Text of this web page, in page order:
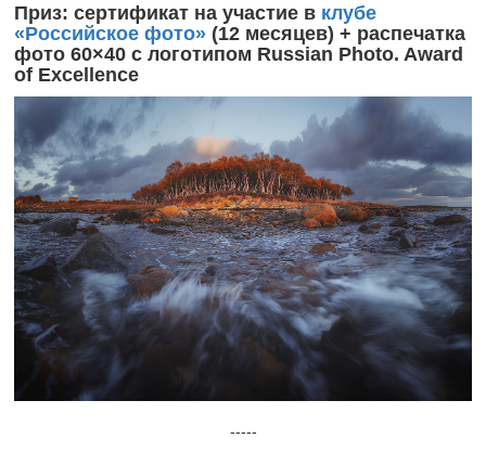
Приз: сертификат на участие в клубе
«Российское фото» (12 месяцев) + распечатка
фото 60×40 с логотипом Russian Photo. Award
of Excellence
-----